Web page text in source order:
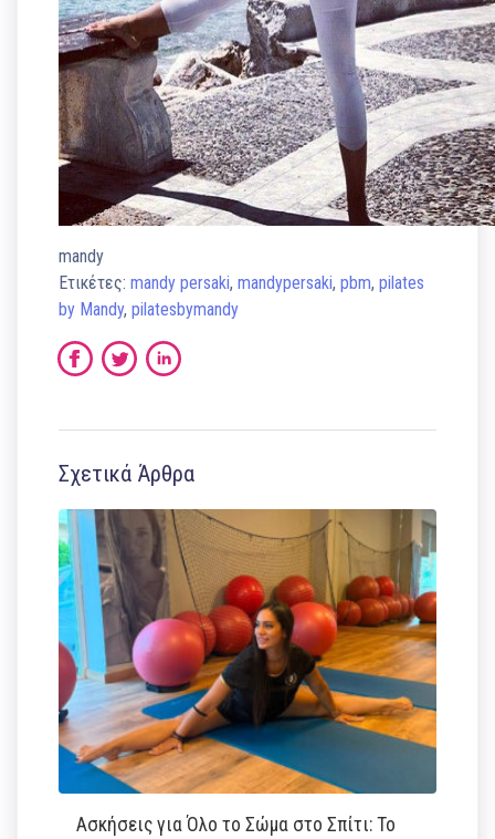
mandy
Ετικέτες:mandy persaki,mandypersaki,pbm,pilates
by Mandy,pilatesbymandy
Σχετικά Άρθρα
Ασκήσεις για Όλο το Σώμα στο Σπίτι: Το